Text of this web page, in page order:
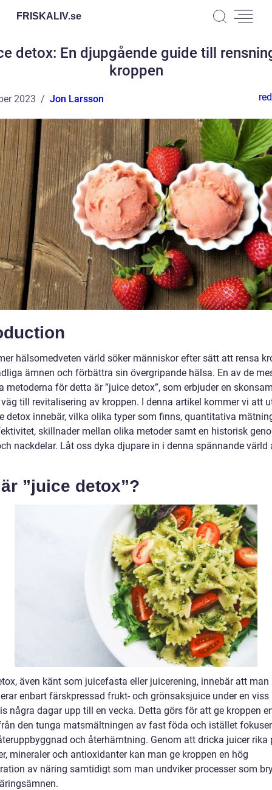
FRISKALIV.se
detox: En djupgående guide till
kroppen
2023 Jon Larsson
hälsomedveten värld söker människor efter sätt att rensa
ämnen och förbättra sin övergripande hälsa. En av de
metoderna för detta är ”juice detox”, som erbjuder en
till revitalisering av kroppen. I denna artikel kommer vi att
detox innebär, vilka olika typer som finns, quantitativa
skillnader mellan olika metoder samt en historisk
nackdelar. Låt oss dyka djupare in i denna spännande värld
”juice detox”?
även känt som juicefasta eller juicerening, innebär att man
enbart färskpressad frukt- och grönsaksjuice under en viss
några dagar upp till en vecka. Detta görs för att ge kroppen
den tunga matsmältningen av fast föda och istället
och återhämtning. Genom att dricka juicer rika
mineraler och antioxidanter kan man ge kroppen en hög
av näring samtidigt som man undviker processer som